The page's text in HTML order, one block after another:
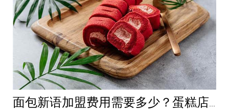
面包新语加盟费用需要多少？蛋糕店加盟费用太高了吗？